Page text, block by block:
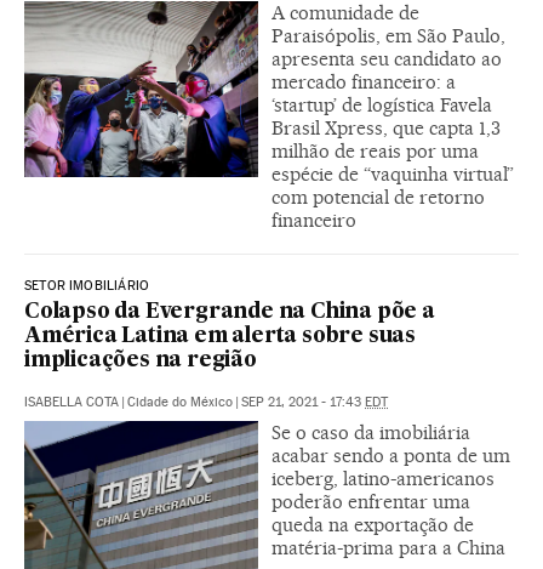
A comunidade de
Paraisópolis, em São Paulo,
apresenta seu candidato ao
mercado financeiro: a
‘startup’ de logística Favela
Brasil Xpress, que capta 1,3
milhão de reais por uma
espécie de “vaquinha virtual”
com potencial de retorno
financeiro
SETOR IMOBILIÁRIO
Colapso da Evergrande na China põe a
América Latina em alerta sobre suas
implicações na região
ISABELLA COTA Cidade do México SEP 21, 2021 - 17:43 EDT
Se o caso da imobiliária
acabar sendo a ponta de um
iceberg, latino-americanos
poderão enfrentar uma
queda na exportação de
matéria-prima para a China